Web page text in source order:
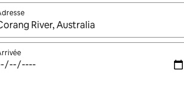
les résultats s'affichent, utilisez les